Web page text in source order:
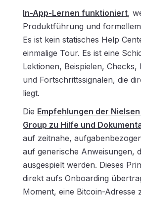
In-App-Lernen funktioniert,
Produktführung und
Es ist kein statisches Help
einmalige Tour. Es ist eine
Lektionen, Beispielen, Checks,
und Fortschrittssignalen, die
liegt.
Die Empfehlungen der
Group zu Hilfe und
auf zeitnahe,
auf generische Anweisungen,
ausgespielt werden. Dieses
direkt aufs Onboarding
Moment, eine Bitcoin-Adresse